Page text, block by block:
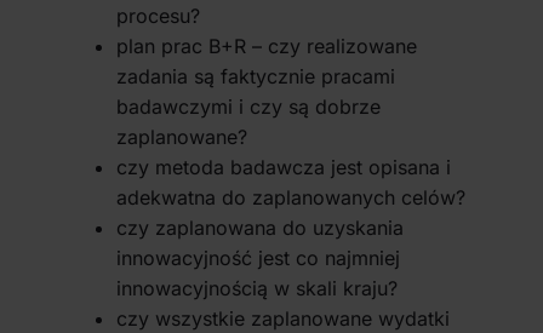
procesu?
plan prac B+R – czy realizowane
zadania są faktycznie pracami
badawczymi i czy są dobrze
zaplanowane?
czy metoda badawcza jest opisana i
adekwatna do zaplanowanych celów?
czy zaplanowana do uzyskania
innowacyjność jest co najmniej
innowacyjnością w skali kraju?
czy wszystkie zaplanowane wydatki